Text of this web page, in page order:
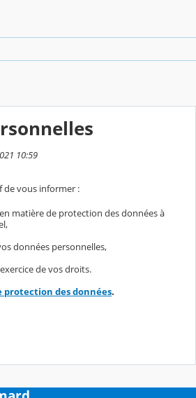
10:59
de vous informer :
matière de protection des données à
données personnelles,
de vos droits.
protection des données.